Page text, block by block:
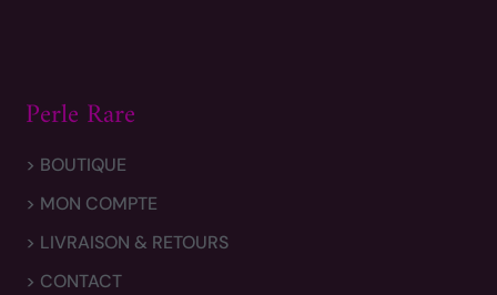
Perle Rare
> BOUTIQUE
> MON COMPTE
> LIVRAISON & RETOURS
> CONTACT